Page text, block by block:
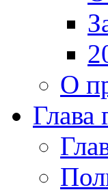
О
Глава